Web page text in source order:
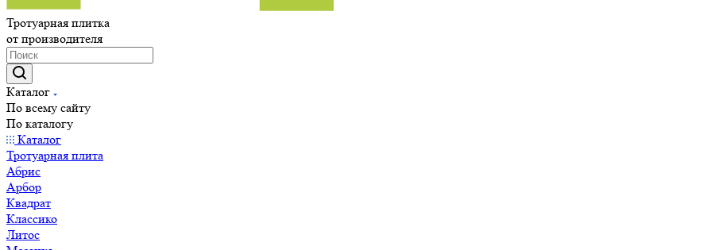
Тротуарная плитка
от производителя
Каталог
По всему сайту
По каталогу
Каталог
Тротуарная плита
Абрис
Арбор
Квадрат
Классико
Литос